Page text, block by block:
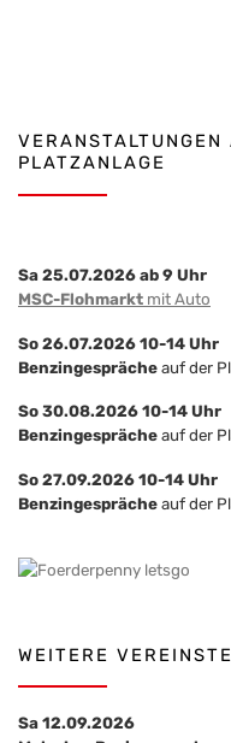
VERANSTALTUNGEN
PLATZANLAGE
Sa 25.07.2026 ab 9 Uhr
MSC-Flohmarkt mit Auto
So 26.07.2026 10-14 Uhr
Benzingesprächeauf der
So 30.08.2026 10-14 Uhr
Benzingesprächeauf der
So 27.09.2026 10-14 Uhr
Benzingesprächeauf der
WEITERE
Sa 12.09.2026